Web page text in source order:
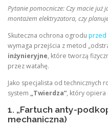
Pytanie pomocnicze: Czy macie już
montażem elektryzatora, czy
Skuteczna ochrona ogrodu przed
wymaga przejścia z metod
inżynieryjne, które tworzą
przez watahę.
Jako specjalista od technicznych
system „Twierdza”, który opiera
1. „Fartuch anty-
mechaniczna)